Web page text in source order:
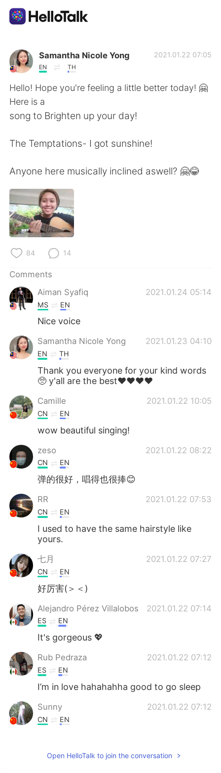
Language Exchange App
AI Grammar Checker
English
简体中文 繁體中文
Español العربية
Français
日本語
Русский
Indonesia
Türkçe
Português
Samantha Nicole Yong
EN TH
2021.01.22 07:05
Hello! Hope you're feeling a little better today! 🤗
Here is a
song to Brighten up your day!
The Temptations- I got sunshine!
Anyone here musically inclined aswell? 🤗😂
84 14
Comments
Aiman Syafiq
2021.01.24 05:14
MS EN
Nice voice
Samantha Nicole Yong 2021.01.23 04:10
EN TH
Thank you everyone for your kind words
🥺 y'all are the best❤️❤️❤️❤️
Camille 2021.01.22 10:05
CN EN
wow beautiful singing!
zeso 2021.01.22 08:22
CN EN
弹的很好，唱得也很捧😊
RR 2021.01.22 07:53
CN EN
I used to have the same hairstyle like
yours.
七月 2021.01.22 07:27
CN EN
好厉害(＞＜)
Alejandro Pérez Villalobos 2021.01.22 07:14
ES EN
It's gorgeous 💖
Rub Pedraza 2021.01.22 07:12
ES EN
I’m in love hahahahha good to go sleep
Sunny 2021.01.22 07:12
CN EN
金龙 2021.01.22 07:07
Open HelloTalk to join the conversation